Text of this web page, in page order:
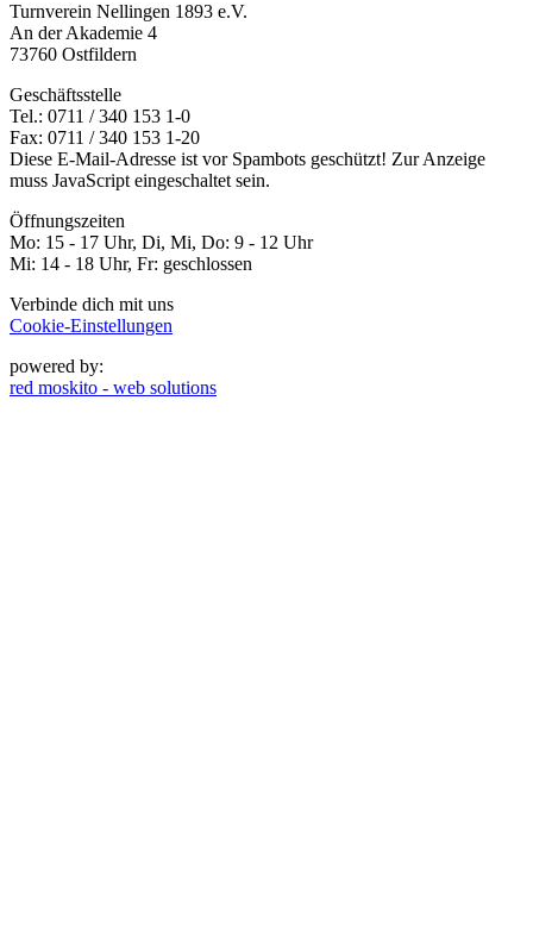
Turnverein Nellingen 1893 e.V.
An der Akademie 4
73760 Ostfildern
Geschäftsstelle
Tel.: 0711 / 340 153 1-0
Fax: 0711 / 340 153 1-20
Diese E-Mail-Adresse ist vor Spambots geschützt! Zur Anzeige
muss JavaScript eingeschaltet sein.
Öffnungszeiten
Mo: 15 - 17 Uhr, Di, Mi, Do: 9 - 12 Uhr
Mi: 14 - 18 Uhr, Fr: geschlossen
Verbinde dich mit uns
Cookie-Einstellungen
powered by:
red moskito - web solutions